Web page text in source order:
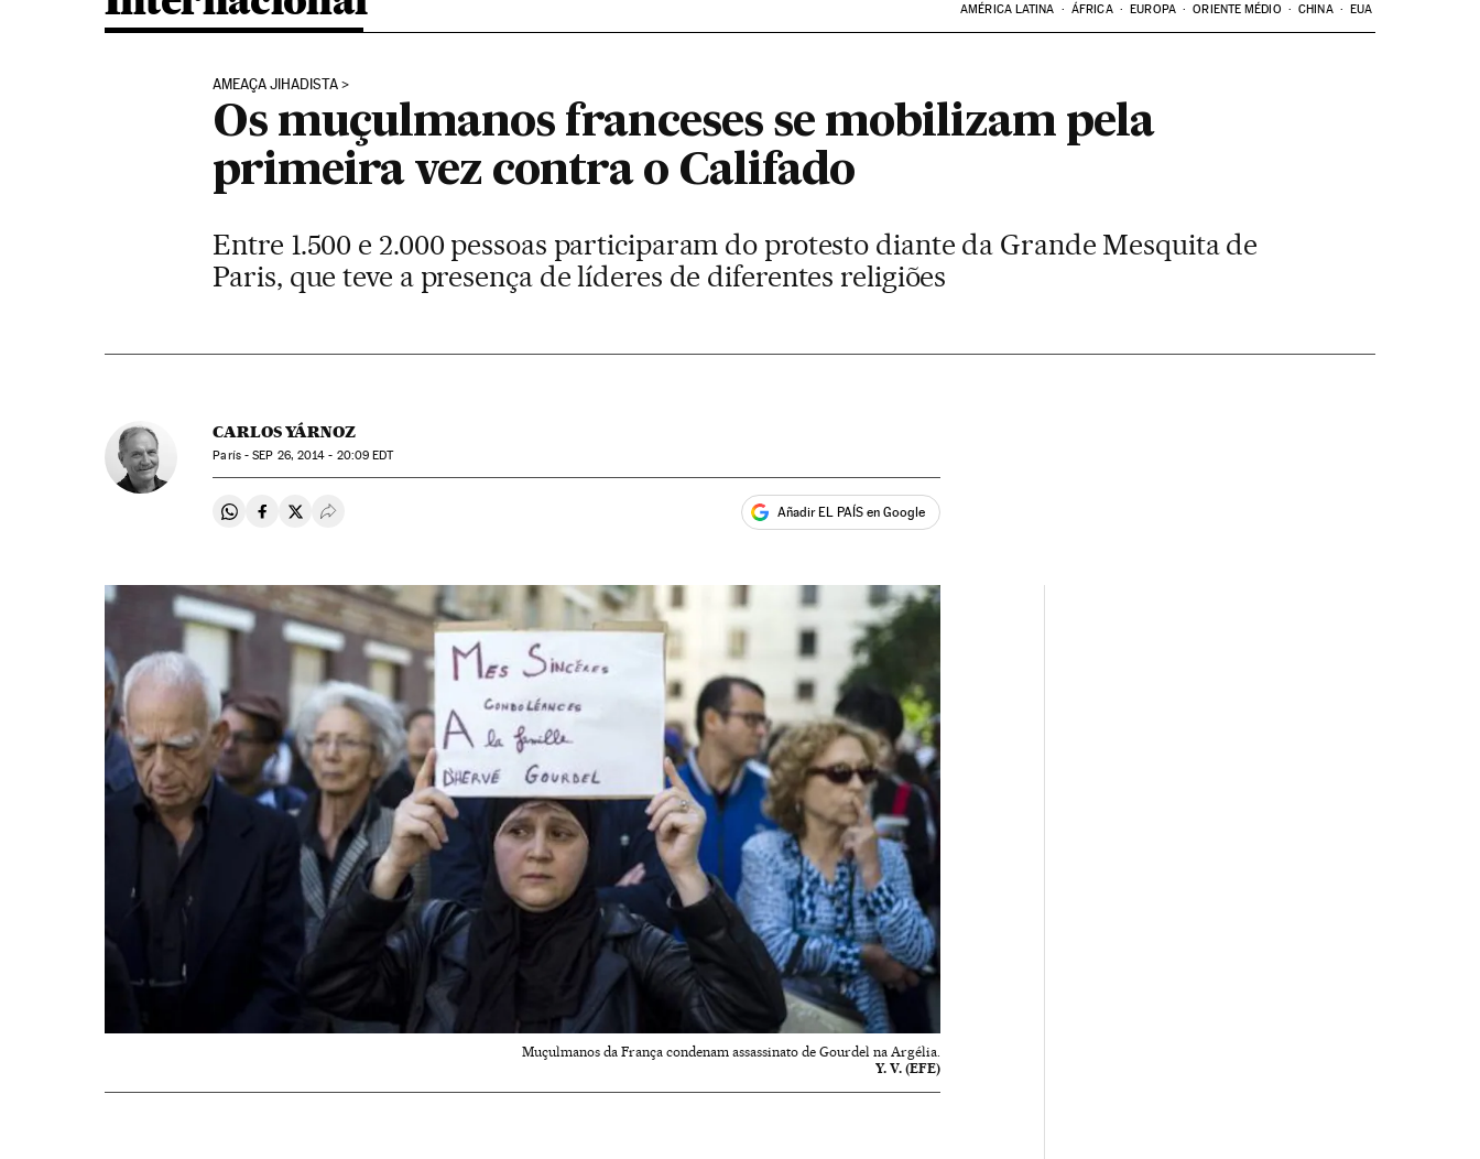
AMÉRICA LATINA ÁFRICA EUROPA ORIENTE MÉDIO CHINA EUA
AMEAÇA JIHADISTA
Os muçulmanos franceses se mobilizam pela
primeira vez contra o Califado
Entre 1.500 e 2.000 pessoas participaram do protesto diante da Grande Mesquita de
Paris, que teve a presença de líderes de diferentes religiões
CARLOS YÁRNOZ
París -SEP 26, 2014 - 20:09 EDT
Compartir en Whatsapp
Compartir en Facebook
Compartir en Twitter
Desplegar Redes Sociales Añadir EL PAÍS en Google
Muçulmanos da França condenam assassinato de Gourdel na Argélia.
Y. V. (EFE)